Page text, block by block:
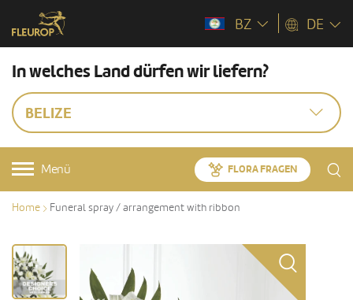
BZ DE
In welches Land dürfen wir liefern?
BELIZE
Menü FLORA FRAGEN
Home Funeral spray / arrangement with ribbon